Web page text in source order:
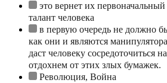
это вернет их
талант человека
в первую очередь не должно
как они и являются
даст человеку сосредоточиться
отдохнем от этих злых бумажек.
Революция, Война